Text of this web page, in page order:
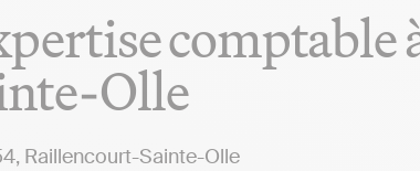
comptable
Olle
Raillencourt-Sainte-Olle